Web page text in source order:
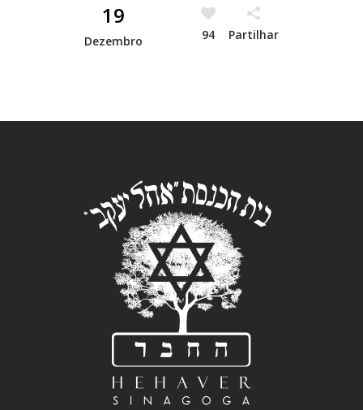
19
Dezembro 94 Partilhar